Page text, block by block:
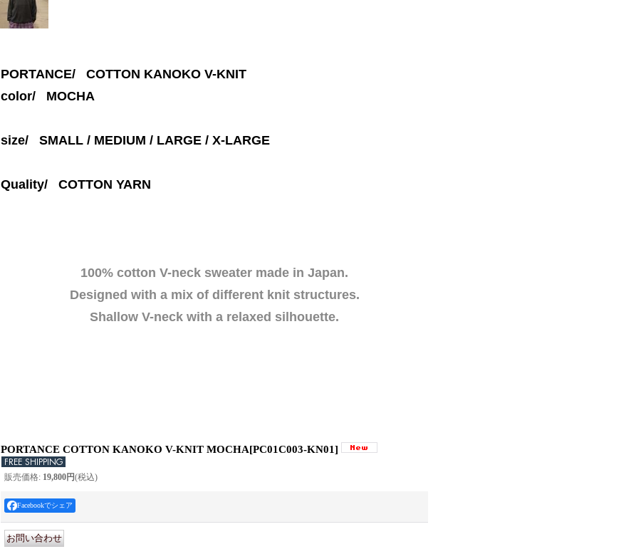
PORTANCE/ COTTON KANOKO V-KNIT
color/ MOCHA
size/ SMALL / MEDIUM / LARGE / X-LARGE
Quality/ COTTON YARN
100% cotton V-neck sweater made in Japan.
Designed with a mix of different knit structures.
Shallow V-neck with a relaxed silhouette.
PORTANCE COTTON KANOKO V-KNIT MOCHA[PC01C003-KN01]
販売価格: 19,800円(税込)
Facebookでシェア